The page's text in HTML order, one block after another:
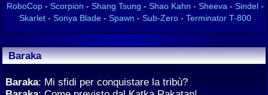
RoboCop - Scorpion - Shang Tsung - Shao Kahn - Sheeva - Sindel -
Skarlet - Sonya Blade - Spawn - Sub-Zero - Terminator T-800
Baraka
Baraka: Mi sfidi per conquistare la tribù?